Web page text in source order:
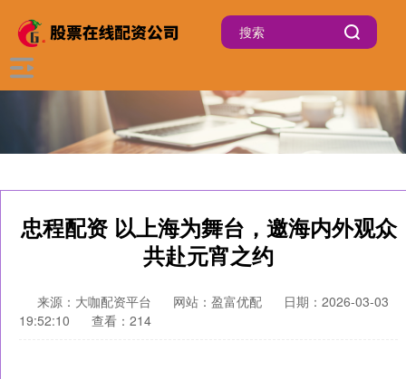
忠程配资 以上海为舞台，邀海内外观众
共赴元宵之约
来源：大咖配资平台 网站：盈富优配
日期：2026-03-03
19:52:10
查看：214